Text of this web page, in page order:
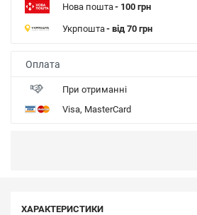
Нова пошта- 100 грн
Укрпошта- від 70 грн
Оплата
При отриманні
Visa, MasterCard
ХАРАКТЕРИСТИКИ